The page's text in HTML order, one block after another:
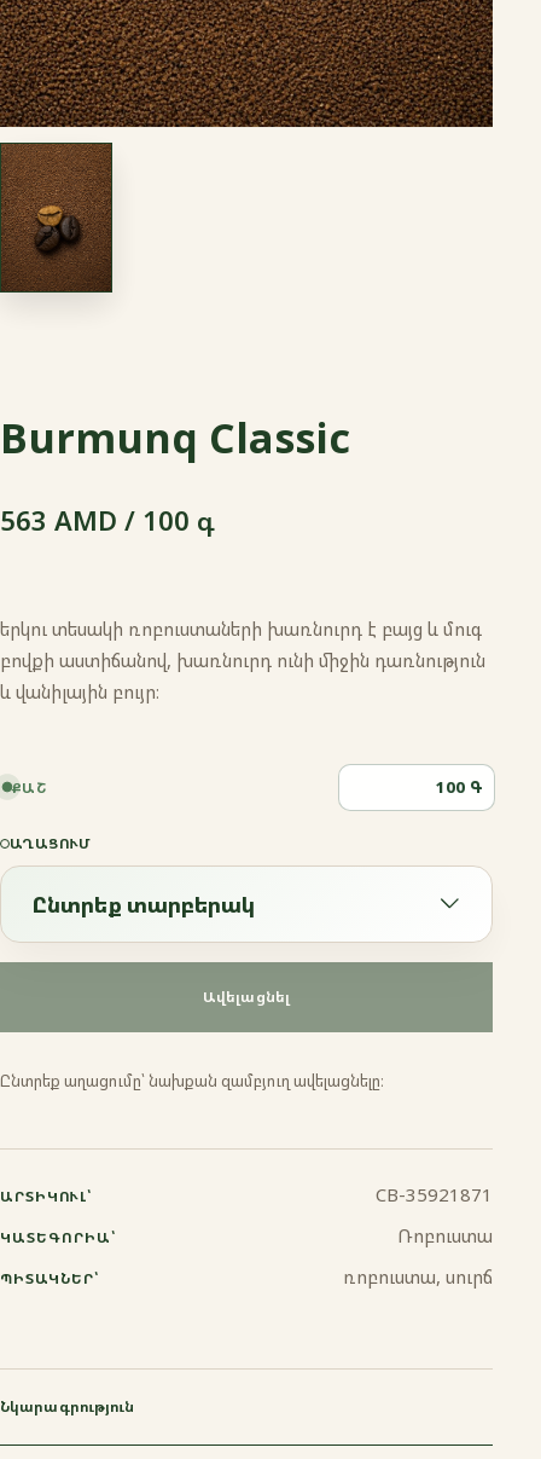
Burmunq Classic
563 AMD / 100 գ
երկու տեսակի ռոբուստաների խառնուրդ է բայց և մուգ
բովքի աստիճանով, խառնուրդ ունի միջին դառնություն
և վանիլային բույր։
ՔԱՇ Գ
ԱՂԱՑՈՒՄ
Ընտրեք տարբերակ
Էսպրեսո
Ֆրենչ պրես
Մոկա
Ջազվա
Ավելացնել
Ընտրեք աղացումը՝ նախքան զամբյուղ ավելացնելը։
ԱՐՏԻԿՈՒԼ՝ CB-35921871
ԿԱՏԵԳՈՐԻԱ՝ Ռոբուստա
ՊԻՏԱԿՆԵՐ՝ ռոբուստա, սուրճ
Նկարագրություն